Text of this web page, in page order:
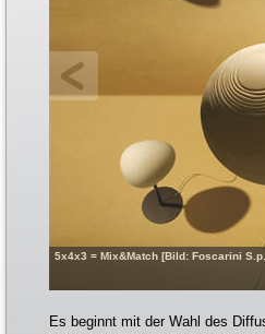
5x4x3 = Mix&Match [Bild: Foscarini
Es beginnt mit der Wahl des